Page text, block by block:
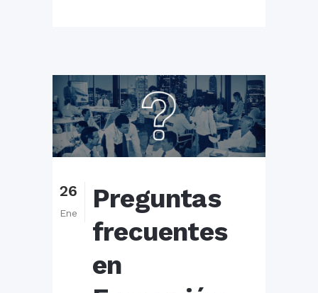
26
Ene
Preguntas
frecuentes
en